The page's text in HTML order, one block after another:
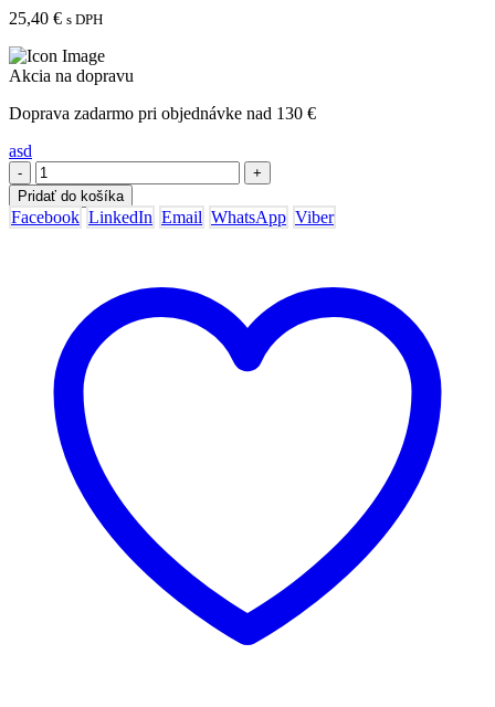
25,40 € s DPH
Akcia na dopravu
Doprava zadarmo pri objednávke nad 130 €
asd
-
+
Pridať do košíka
Facebook LinkedIn Email WhatsApp Viber